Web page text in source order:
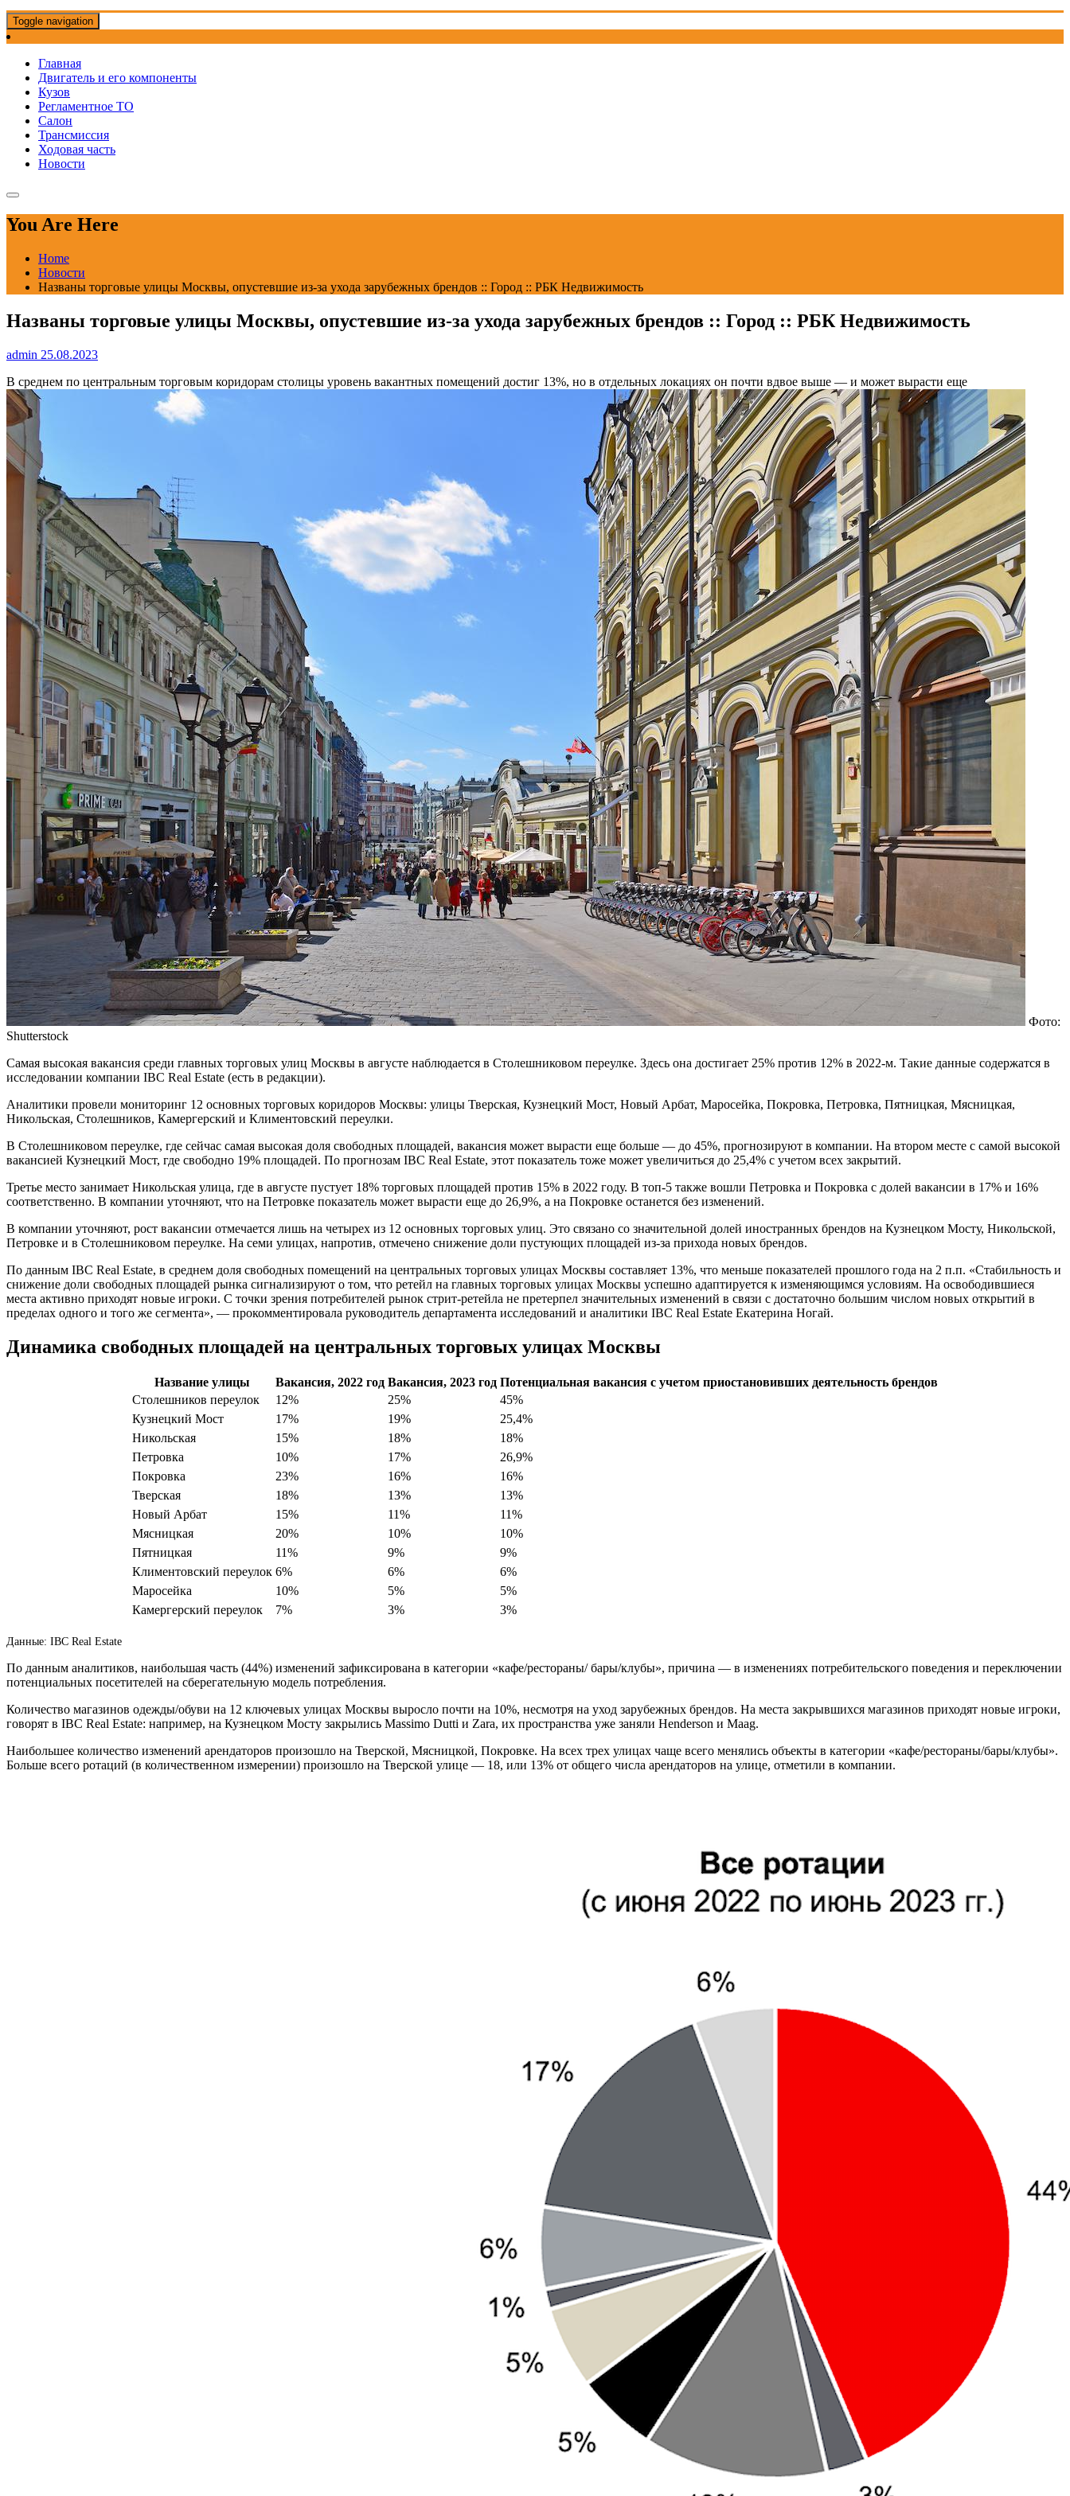
Toggle navigation
Главная
Двигатель и его компоненты
Кузов
Регламентное ТО
Салон
Трансмиссия
Ходовая часть
Новости
You Are Here
Home
Новости
Названы торговые улицы Москвы, опустевшие из-за ухода зарубежных брендов :: Город :: РБК Недвижимость
Названы торговые улицы Москвы, опустевшие из-за ухода зарубежных брендов :: Город :: РБК Недвижимость
admin 25.08.2023
В среднем по центральным торговым коридорам столицы уровень вакантных помещений достиг 13%, но в отдельных локациях он почти вдвое выше — и может вырасти еще
Фото:
Shutterstock
Самая высокая вакансия среди главных торговых улиц Москвы в августе наблюдается в Столешниковом переулке. Здесь она достигает 25% против 12% в 2022-м. Такие данные содержатся в
исследовании компании IBC Real Estate (есть в редакции).
Аналитики провели мониторинг 12 основных торговых коридоров Москвы: улицы Тверская, Кузнецкий Мост, Новый Арбат, Маросейка, Покровка, Петровка, Пятницкая, Мясницкая,
Никольская, Столешников, Камергерский и Климентовский переулки.
В Столешниковом переулке, где сейчас самая высокая доля свободных площадей, вакансия может вырасти еще больше — до 45%, прогнозируют в компании. На втором месте с самой высокой
вакансией Кузнецкий Мост, где свободно 19% площадей. По прогнозам IBC Real Estate, этот показатель тоже может увеличиться до 25,4% с учетом всех закрытий.
Третье место занимает Никольская улица, где в августе пустует 18% торговых площадей против 15% в 2022 году. В топ-5 также вошли Петровка и Покровка с долей вакансии в 17% и 16%
соответственно. В компании уточняют, что на Петровке показатель может вырасти еще до 26,9%, а на Покровке останется без изменений.
В компании уточняют, рост вакансии отмечается лишь на четырех из 12 основных торговых улиц. Это связано со значительной долей иностранных брендов на Кузнецком Мосту, Никольской,
Петровке и в Столешниковом переулке. На семи улицах, напротив, отмечено снижение доли пустующих площадей из-за прихода новых брендов.
По данным IBC Real Estate, в среднем доля свободных помещений на центральных торговых улицах Москвы составляет 13%, что меньше показателей прошлого года на 2 п.п. «Стабильность и
снижение доли свободных площадей рынка сигнализируют о том, что ретейл на главных торговых улицах Москвы успешно адаптируется к изменяющимся условиям. На освободившиеся
места активно приходят новые игроки. С точки зрения потребителей рынок стрит-ретейла не претерпел значительных изменений в связи с достаточно большим числом новых открытий в
пределах одного и того же сегмента», — прокомментировала руководитель департамента исследований и аналитики IBC Real Estate Екатерина Ногай.
Динамика свободных площадей на центральных торговых улицах Москвы
Название улицы Вакансия, 2022 год Вакансия, 2023 год Потенциальная вакансия с учетом приостановивших деятельность брендов
Столешников переулок
12% 25%
45%
Кузнецкий Мост
17% 19%
25,4%
Никольская
15% 18%
18%
Петровка
10% 17%
26,9%
Покровка
23% 16%
16%
Тверская
18% 13%
13%
Новый Арбат
15% 11%
11%
Мясницкая
20% 10%
10%
Пятницкая
11% 9%
9%
Климентовский переулок 6% 6%
6%
Маросейка
10% 5%
5%
Камергерский переулок
7% 3% 3%
Данные: IBC Real Estate
По данным аналитиков, наибольшая часть (44%) изменений зафиксирована в категории «кафе/рестораны/ бары/клубы», причина — в изменениях потребительского поведения и переключении
потенциальных посетителей на сберегательную модель потребления.
Количество магазинов одежды/обуви на 12 ключевых улицах Москвы выросло почти на 10%, несмотря на уход зарубежных брендов. На места закрывшихся магазинов приходят новые игроки,
говорят в IBC Real Estate: например, на Кузнецком Мосту закрылись Massimo Dutti и Zara, их пространства уже заняли Henderson и Maag.
Наибольшее количество изменений арендаторов произошло на Тверской, Мясницкой, Покровке. На всех трех улицах чаще всего менялись объекты в категории «кафе/рестораны/бары/клубы».
Больше всего ротаций (в количественном измерении) произошло на Тверской улице — 18, или 13% от общего числа арендаторов на улице, отметили в компании.